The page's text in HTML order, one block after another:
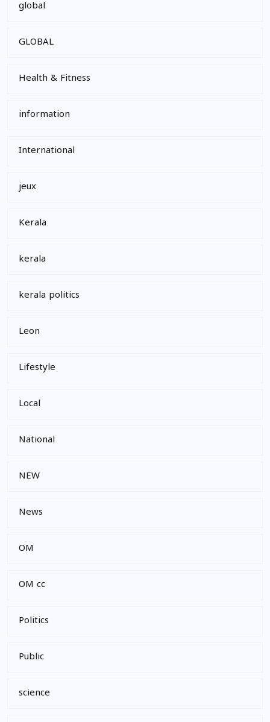
global
GLOBAL
Health & Fitness
information
International
jeux
Kerala
kerala
kerala politics
Leon
Lifestyle
Local
National
NEW
News
OM
OM cc
Politics
Public
science